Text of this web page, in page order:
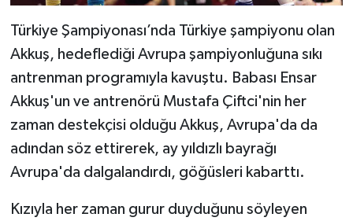
Türkiye Şampiyonası’nda Türkiye şampiyonu olan
Akkuş, hedeflediği Avrupa şampiyonluğuna sıkı
antrenman programıyla kavuştu. Babası Ensar
Akkuş'un ve antrenörü Mustafa Çiftci'nin her
zaman destekçisi olduğu Akkuş, Avrupa'da da
adından söz ettirerek, ay yıldızlı bayrağı
Avrupa'da dalgalandırdı, göğüsleri kabarttı.
Kızıyla her zaman gurur duyduğunu söyleyen